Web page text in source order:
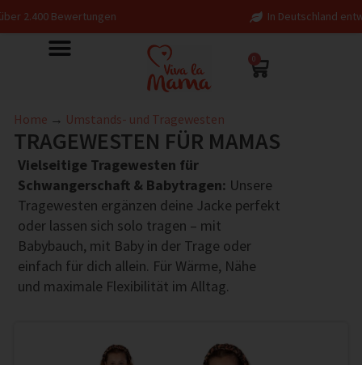
In Deutschland entworfen – fair in Europa
0
Home → Umstands- und Tragewesten
TRAGEWESTEN FÜR MAMAS
Vielseitige Tragewesten für
Schwangerschaft & Babytragen: Unsere
Tragewesten ergänzen deine Jacke perfekt
oder lassen sich solo tragen – mit
Babybauch, mit Baby in der Trage oder
einfach für dich allein. Für Wärme, Nähe
und maximale Flexibilität im Alltag.